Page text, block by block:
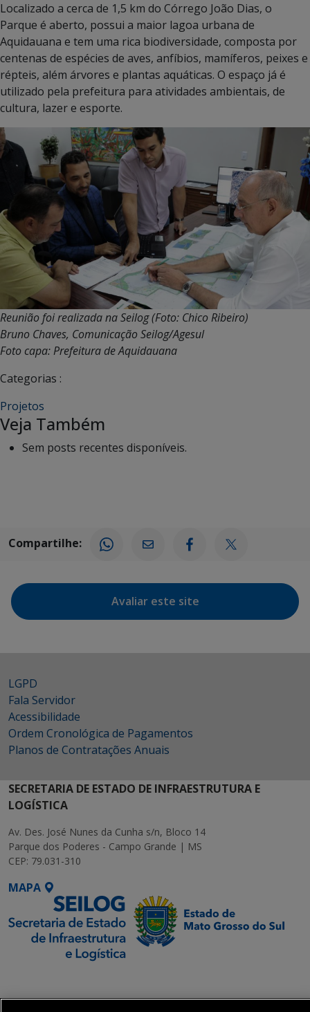
Localizado a cerca de 1,5 km do Córrego João Dias, o
Parque é aberto, possui a maior lagoa urbana de
Aquidauana e tem uma rica biodiversidade, composta por
centenas de espécies de aves, anfíbios, mamíferos, peixes e
répteis, além árvores e plantas aquáticas. O espaço já é
utilizado pela prefeitura para atividades ambientais, de
cultura, lazer e esporte.
Reunião foi realizada na Seilog(Foto: Chico Ribeiro)
Bruno Chaves, Comunicação Seilog/Agesul
Foto capa: Prefeitura de Aquidauana
Categorias :
Projetos
Veja Também
Sem posts recentes disponíveis.
Compartilhe:
Avaliar este site
LGPD
Fala Servidor
Acessibilidade
Ordem Cronológica de Pagamentos
Planos de Contratações Anuais
SECRETARIA DE ESTADO DE INFRAESTRUTURA E
LOGÍSTICA
Av. Des. José Nunes da Cunha s/n, Bloco 14
Parque dos Poderes - Campo Grande | MS
CEP: 79.031-310
MAPA
Executiva de